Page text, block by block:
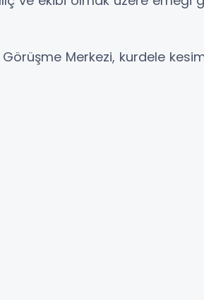
Merkezi, kurdele